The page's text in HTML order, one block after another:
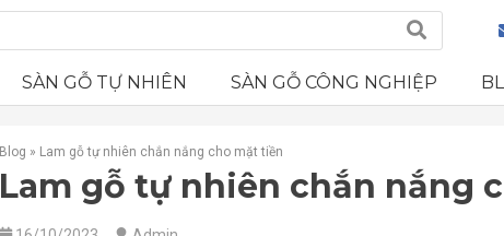
SÀN GỖ TỰ NHIÊN SÀN GỖ CÔNG NGHIỆP
Blog » Lam gỗ tự nhiên chắn nắng cho mặt tiền
Lam gỗ tự nhiên chắn nắng